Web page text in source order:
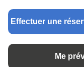
Effectuer une
Me